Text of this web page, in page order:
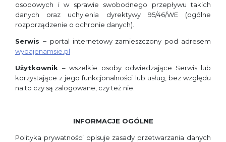
osobowych i w sprawie swobodnego przepływu takich
danych oraz uchylenia dyrektywy 95/46/WE (ogólne
rozporządzenie o ochronie danych).
Serwis – portal internetowy zamieszczony pod adresem
wydajenamsie.pl
Użytkownik– wszelkie osoby odwiedzające Serwis lub
korzystające z jego funkcjonalności lub usług, bez względu
na to czy są zalogowane, czy też nie.
INFORMACJE OGÓLNE
Polityka prywatności opisuje zasady przetwarzania danych